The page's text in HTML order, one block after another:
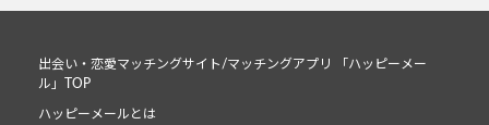
出会い・恋愛マッチングサイト/マッチングアプリ 「ハッピーメー
ル」TOP
ハッピーメールとは